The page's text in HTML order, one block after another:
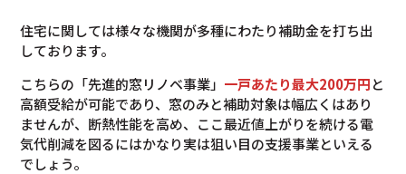
住宅に関しては様々な機関が多種にわたり補助金を打ち出
しております。
こちらの「先進的窓リノベ事業」 一戸あたり最大200万円と
高額受給が可能であり、窓のみと補助対象は幅広くはあり
ませんが、断熱性能を高め、ここ最近値上がりを続ける電
気代削減を図るにはかなり実は狙い目の支援事業といえる
でしょう。